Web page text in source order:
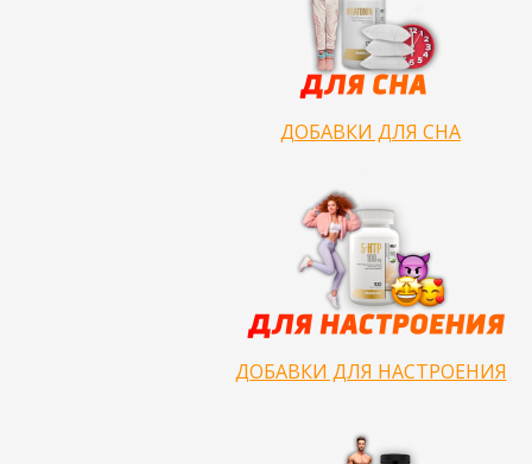
ДОБАВКИ ДЛЯ СНА
ДОБАВКИ ДЛЯ НАСТРОЕНИЯ